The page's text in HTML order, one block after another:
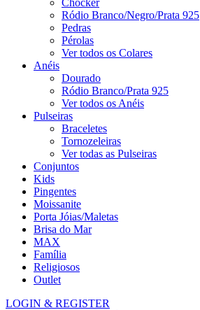
Chocker
Ródio Branco/Negro/Prata 925
Pedras
Pérolas
Ver todos os Colares
Anéis
Dourado
Ródio Branco/Prata 925
Ver todos os Anéis
Pulseiras
Braceletes
Tornozeleiras
Ver todas as Pulseiras
Conjuntos
Kids
Pingentes
Moissanite
Porta Jóias/Maletas
Brisa do Mar
MAX
Família
Religiosos
Outlet
LOGIN & REGISTER